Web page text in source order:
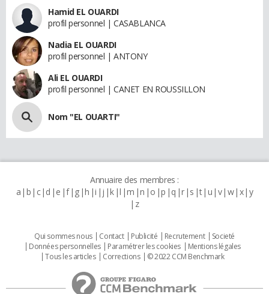
Hamid EL OUARDI
profil personnel | CASABLANCA
Nadia EL OUARDI
profil personnel | ANTONY
Ali EL OUARDI
profil personnel | CANET EN ROUSSILLON
Nom "EL OUARTI"
Annuaire des membres :
a b c d e f g h i j k l m n o p q r s t u v w x y
z
Qui sommes nous Contact Publicité Recrutement
Societé
Données personnelles
Paramétrer les cookies
Mentions légales
Tous les articles
Corrections © 2022 CCM Benchmark